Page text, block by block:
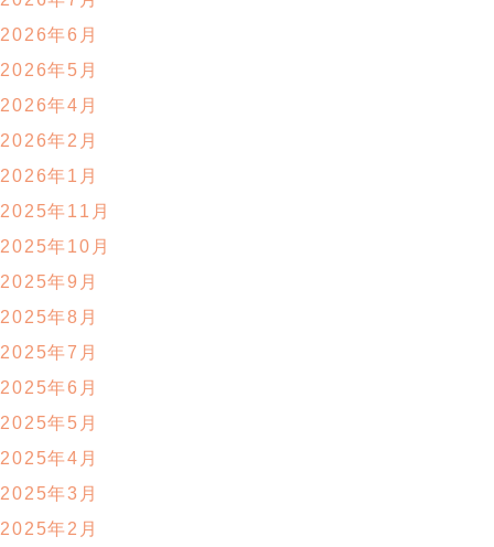
2026年6月
2026年5月
2026年4月
2026年2月
2026年1月
2025年11月
2025年10月
2025年9月
2025年8月
2025年7月
2025年6月
2025年5月
2025年4月
2025年3月
2025年2月